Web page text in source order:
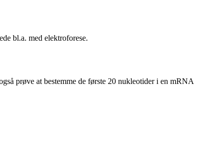
bl.a. med elektroforese.
prøve at bestemme de første 20 nukleotider i en mRNA